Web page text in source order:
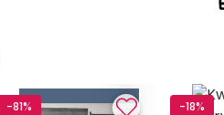
-81%
-18%